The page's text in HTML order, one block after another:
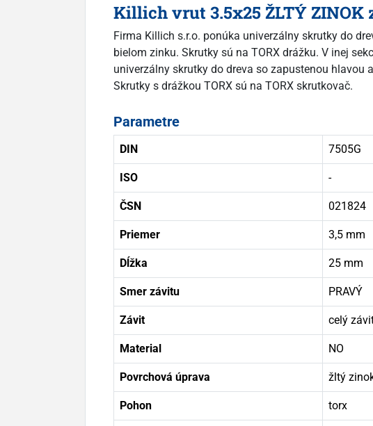
Killich vrut 3.5x25 ŽLTÝ ZINOK
Firma Killich s.r.o. ponúka univerzálny skrutky do
bielom zinku. Skrutky sú na TORX drážku. V inej
univerzálny skrutky do dreva so zapustenou hlavou
Skrutky s drážkou TORX sú na TORX skrutkovač.
Parametre
DIN 7505G
ISO -
ČSN 021824
Priemer 3,5 mm
Dĺžka 25 mm
Smer závitu PRAVÝ
Závit celý
Material NO
Povrchová úprava žltý
Pohon torx